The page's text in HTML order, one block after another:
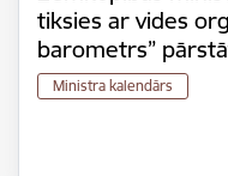
tiksies ar vides
barometrs”
Ministra kalendārs